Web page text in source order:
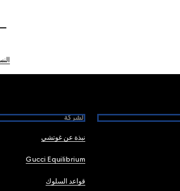
الشركة
نبذة عن غوتشي
Gucci Equilibrium
قواعد السلوك